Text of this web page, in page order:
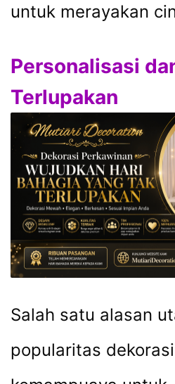
untuk merayakan
Personalisasi
Terlupakan
Salah satu alasan
popularitas